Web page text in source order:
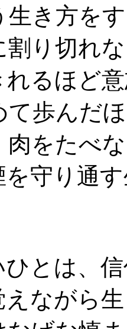
生き方を
り切れ
れるほど
て歩んだ
肉をたべ
を守り通
とは、
えながら